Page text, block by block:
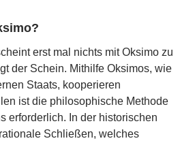
erst mal nichts mit Oksimo zu
der Schein. Mithilfe Oksimos, wie
Staats, kooperieren
ist die philosophische Methode
erforderlich. In der historischen
Schließen, welches